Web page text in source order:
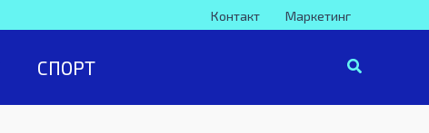
Контакт Маркетинг
СПОРТ